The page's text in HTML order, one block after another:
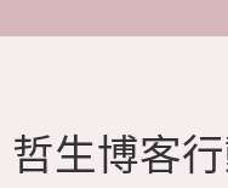
哲生博客